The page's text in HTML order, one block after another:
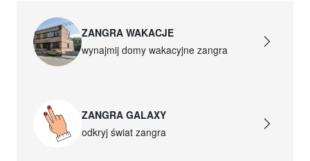
ZANGRA WAKACJE
wynajmij domy wakacyjne zangra
ZANGRA GALAXY
odkryj świat zangra